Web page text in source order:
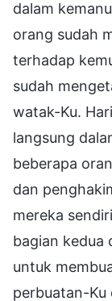
dalam
orang sudah
terhadap
sudah
watak-Ku.
langsung
beberapa
dan
mereka
bagian kedua
untuk
perbuatan-Ku